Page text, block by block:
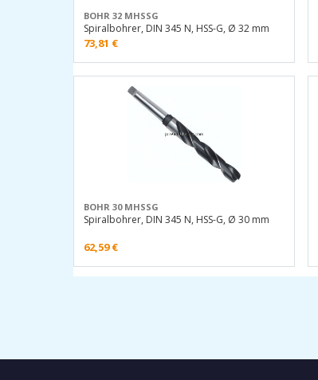
BOHR 32 MHSSG
Spiralbohrer, DIN 345 N, HSS-G, Ø 32 mm
73,81 €
BOHR 30 MHSSG
Spiralbohrer, DIN 345 N, HSS-G, Ø 30 mm
62,59€